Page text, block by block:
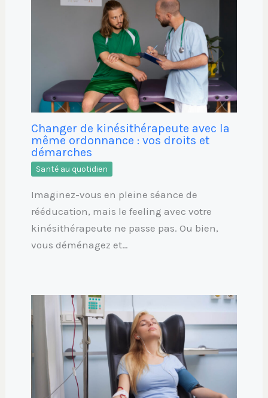
Changer de kinésithérapeute avec la
même ordonnance : vos droits et
démarches
Santé au quotidien
Imaginez-vous en pleine séance de
rééducation, mais le feeling avec votre
kinésithérapeute ne passe pas. Ou bien,
vous déménagez et…